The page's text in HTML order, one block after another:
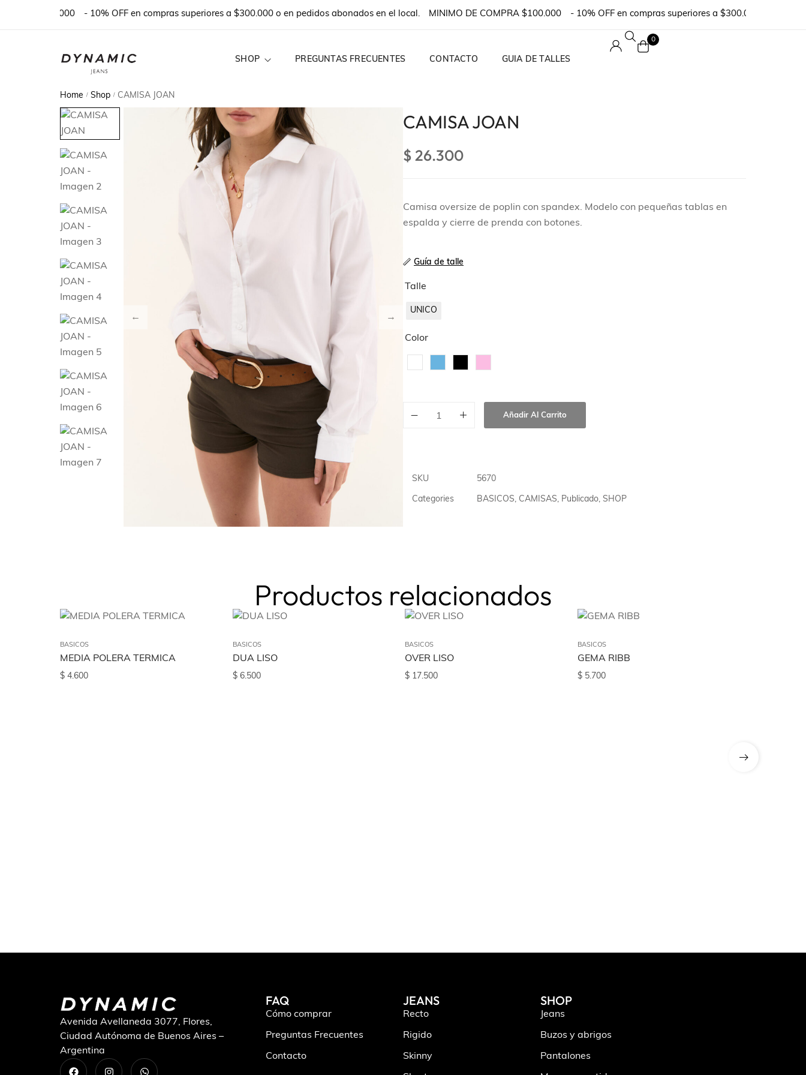
$100.000 - 10% OFF en compras superiores a $300.000 o en pedidos abonados en el local. MINIMO DE COMPRA $100.000 - 10% OFF en compras superiores a $300.000 o en
SHOP
DENIM
TEJIDOS
BASICOS
REMERAS Y TOPS
MONOS & VESTIDOS
SHORTS
PANTALONES
Ver todo
PREGUNTAS FRECUENTES CONTACTO GUIA DE TALLES
0
Home / Shop / CAMISA JOAN
CAMISA JOAN
$26.300
Camisa oversize de poplin con spandex. Modelo con pequeñas tablas en
espalda y cierre de prenda con botones.
Guía de talle
Talle
UNICO
Color
Añadir Al Carrito
SKU 5670
Categories BASICOS, CAMISAS, Publicado, SHOP
Productos relacionados
BASICOS
MEDIA POLERA TERMICA
$ 4.600
BASICOS
DUA LISO
$6.500
BASICOS
OVER LISO
$ 17.500
BASICOS
GEMA RIBB
$5.700
Avenida Avellaneda 3077, Flores,
Ciudad Autónoma de Buenos Aires –
Argentina
FAQ
Cómo comprar
Preguntas Frecuentes
Contacto
JEANS
Recto
Rigido
Skinny
SHOP
Jeans
Buzos y abrigos
Pantalones